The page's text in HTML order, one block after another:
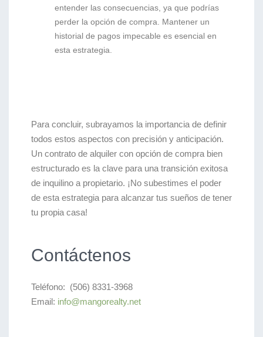
entender las consecuencias, ya que podrías
perder la opción de compra. Mantener un
historial de pagos impecable es esencial en
esta estrategia.
Para concluir, subrayamos la importancia de definir
todos estos aspectos con precisión y anticipación.
Un contrato de alquiler con opción de compra bien
estructurado es la clave para una transición exitosa
de inquilino a propietario. ¡No subestimes el poder
de esta estrategia para alcanzar tus sueños de tener
tu propia casa!
Contáctenos
Teléfono: (506) 8331-3968
Email: info@mangorealty.net